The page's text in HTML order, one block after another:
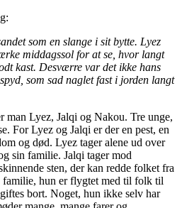
som en slange i sit bytte. Lyez
middagssol for at se, hvor langt
kast. Desværre var det ikke hans
som sad naglet fast i jorden langt
man Lyez, Jalqi og Nakou. Tre unge,
For Lyez og Jalqi er der en pest, en
og død. Lyez tager alene ud over
sin familie. Jalqi tager mod
sten, der kan redde folket fra
familie, hun er flygtet med til folk til
bort. Noget, hun ikke selv har